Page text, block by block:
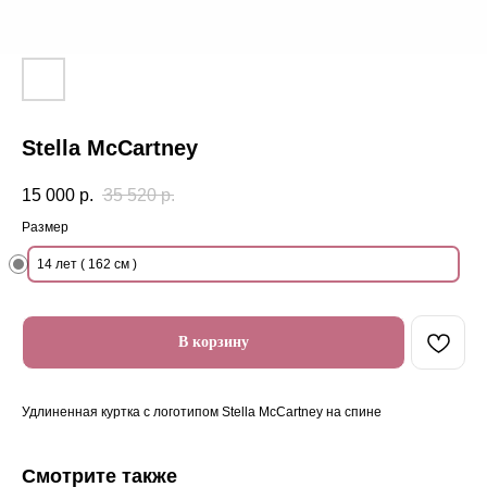
Stella McCartney
15 000 р. 35 520 р.
Размер
14 лет ( 162 см )
В корзину
Удлиненная куртка с логотипом Stella McCartney на спине
Смотрите также